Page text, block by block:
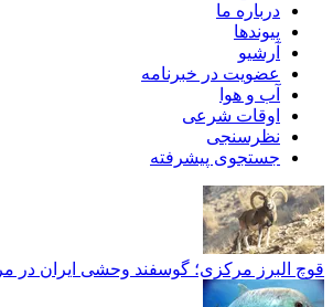
درباره ما
پیوندها
آرشیو
عضویت در خبرنامه
آب و هوا
اوقات شرعی
نظرسنجی
جستجوی پیشرفته
قوچ البرز مرکزی؛ گوسفند وحشی ایران در